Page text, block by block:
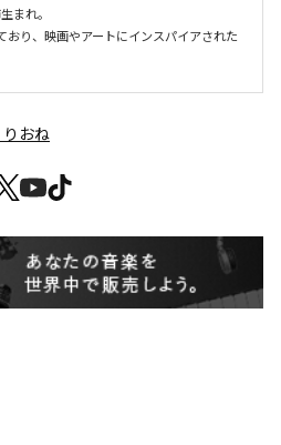
まれ。
おり、映画やアートにインスパイアされた
りおね